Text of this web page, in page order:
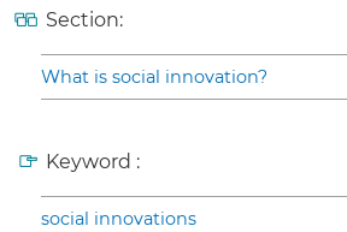
Section:
What is social innovation?
Keyword :
social innovations